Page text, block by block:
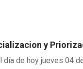
y
día de hoy jueves 04